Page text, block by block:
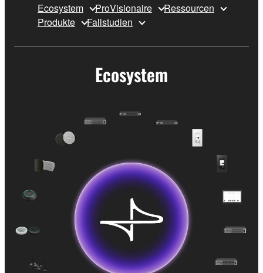
Ecosystem ProVisionaire
Ressourcen
Produkte
Fallstudien
Ecosystem